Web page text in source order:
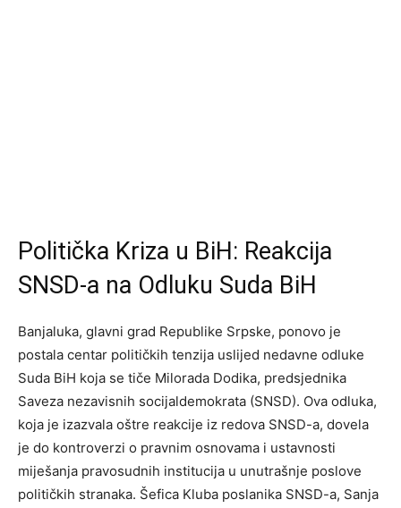
Politička Kriza u BiH: Reakcija
SNSD-a na Odluku Suda BiH
Banjaluka, glavni grad Republike Srpske, ponovo je
postala centar političkih tenzija uslijed nedavne odluke
Suda BiH koja se tiče Milorada Dodika, predsjednika
Saveza nezavisnih socijaldemokrata (SNSD). Ova odluka,
koja je izazvala oštre reakcije iz redova SNSD-a, dovela
je do kontroverzi o pravnim osnovama i ustavnosti
miješanja pravosudnih institucija u unutrašnje poslove
političkih stranaka. Šefica Kluba poslanika SNSD-a, Sanja